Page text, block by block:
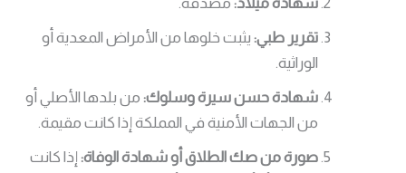
تقرير طبي: يثبت خلوها من الأمراض المعدية أو
الوراثية.
شهادة حسن سيرة وسلوك: من بلدها الأصلي أو
من الجهات الأمنية في المملكة إذا كانت مقيمة.
صورة من صك الطلاق أو شهادة الوفاة: إذا كانت